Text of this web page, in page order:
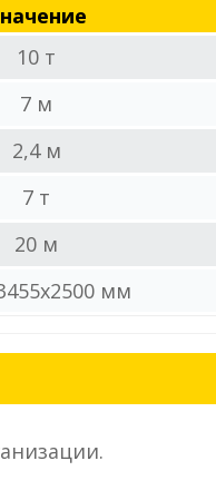
10 т
7 м
2,4 м
7 т
20 м
мм